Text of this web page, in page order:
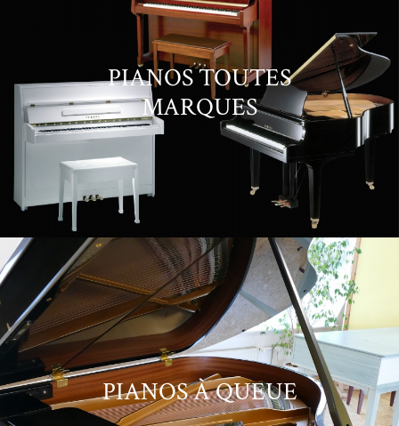
PIANOS TOUTES
MARQUES
PIANOS À QUEUE